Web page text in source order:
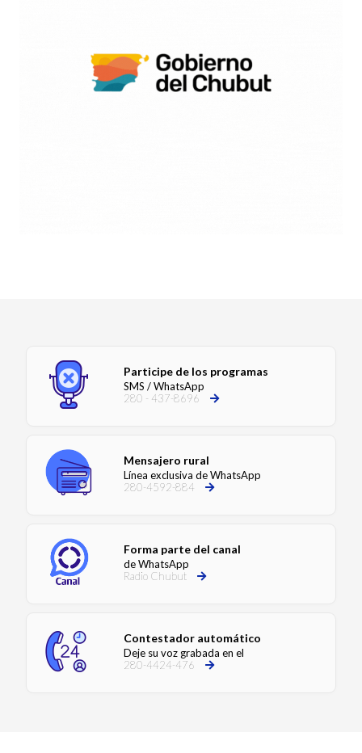
Participe de los programas
SMS / WhatsApp
280 - 437-8696
Mensajero rural
Línea exclusiva de WhatsApp
280-4592-884
Forma parte del canal
de WhatsApp
Radio Chubut
Contestador automático
Deje su voz grabada en el
280-4424-476